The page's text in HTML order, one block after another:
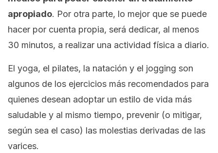
apropiado. Por otra parte, lo mejor que se puede
hacer por cuenta propia, será dedicar, al menos
30 minutos, a realizar una actividad física a diario.
El yoga, el pilates, la natación y el jogging son
algunos de los ejercicios más recomendados para
quienes desean adoptar un estilo de vida más
saludable y al mismo tiempo, prevenir (o mitigar,
según sea el caso) las molestias derivadas de las
varices.